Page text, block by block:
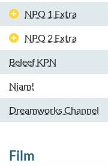
NPO 1 Extra
NPO 2 Extra
Beleef KPN
Njam!
Dreamworks Channel
Film